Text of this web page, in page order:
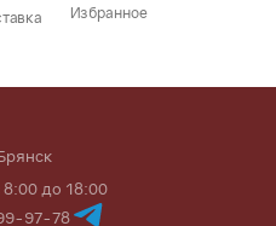
Избранное
до 18:00
97-78